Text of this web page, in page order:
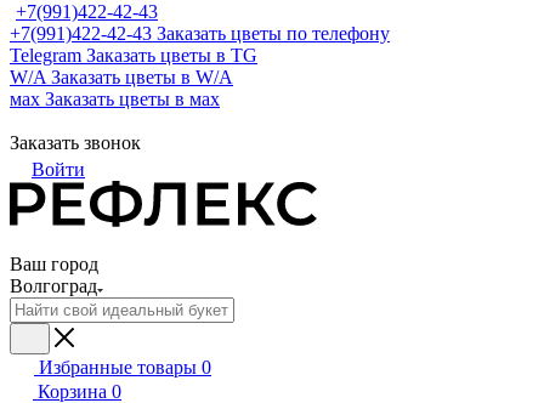
+7(991)422-42-43
+7(991)422-42-43 Заказать цветы по телефону
Telegram Заказать цветы в TG
W/A Заказать цветы в W/A
мах Заказать цветы в мах
Заказать звонок
Войти
Ваш город
Волгоград
Избранные товары 0
Корзина 0